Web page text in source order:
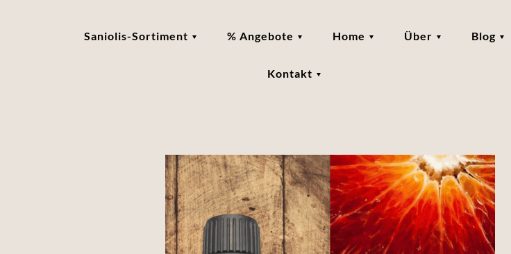
Saniolis-Sortiment % Angebote Home Über Blog
Kontakt